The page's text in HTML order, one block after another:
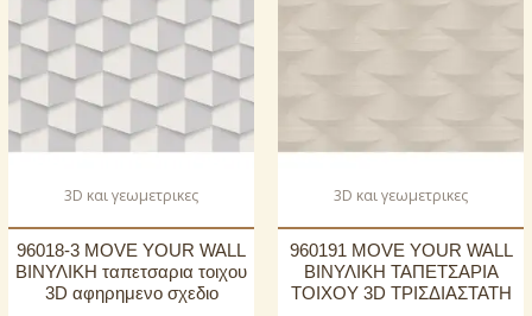
3D και γεωμετρικες
96018-3 MOVE YOUR WALL
ΒΙΝΥΛΙΚΗ ταπετσαρια τοιχου
3D αφηρημενο σχεδιο
3D και γεωμετρικες
960191 MOVE YOUR WALL
ΒΙΝΥΛΙΚΗ ΤΑΠΕΤΣΑΡΙΑ
ΤΟΙΧΟΥ 3D ΤΡΙΣΔΙΑΣΤΑΤΗ